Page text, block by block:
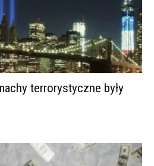
terrorystyczne były